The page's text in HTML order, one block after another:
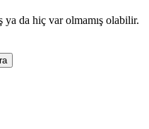
ya da hiç var olmamış olabilir.